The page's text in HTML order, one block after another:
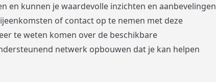
en kunnen je waardevolle inzichten en aanbevelingen
of contact op te nemen met deze
te weten komen over de beschikbare
netwerk opbouwen dat je kan helpen